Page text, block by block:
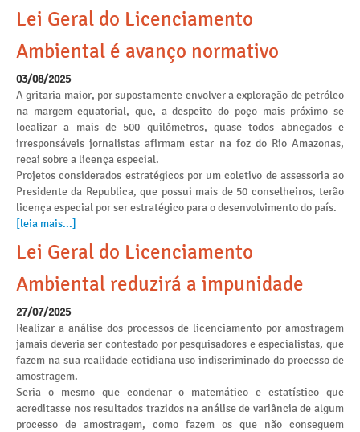
Lei Geral do Licenciamento
Ambiental é avanço normativo
03/08/2025
A gritaria maior, por supostamente envolver a exploração de petróleo
na margem equatorial, que, a despeito do poço mais próximo se
localizar a mais de 500 quilômetros, quase todos abnegados e
irresponsáveis jornalistas afirmam estar na foz do Rio Amazonas,
recai sobre a licença especial.
Projetos considerados estratégicos por um coletivo de assessoria ao
Presidente da Republica, que possui mais de 50 conselheiros, terão
licença especial por ser estratégico para o desenvolvimento do país.
[leia mais...]
Lei Geral do Licenciamento
Ambiental reduzirá a impunidade
27/07/2025
Realizar a análise dos processos de licenciamento por amostragem
jamais deveria ser contestado por pesquisadores e especialistas, que
fazem na sua realidade cotidiana uso indiscriminado do processo de
amostragem.
Seria o mesmo que condenar o matemático e estatístico que
acreditasse nos resultados trazidos na análise de variância de algum
processo de amostragem, como fazem os que não conseguem